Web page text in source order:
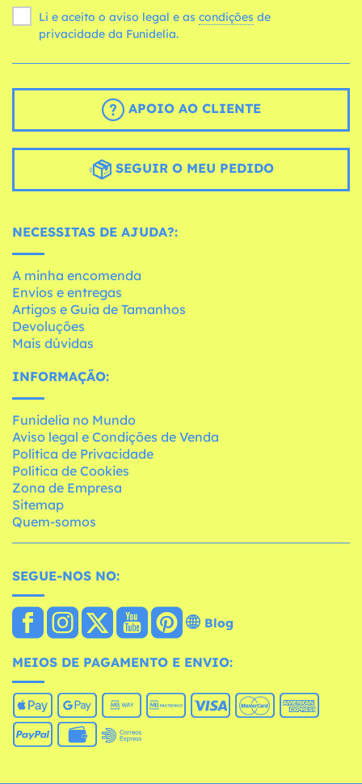
Li e aceito o aviso legal e as condições
privacidade da Funidelia.
APOIO AO CLIENTE
SEGUIR O MEU PEDIDO
NECESSITAS DE AJUDA?:
A minha encomenda
Envios e entregas
Artigos e Guia de Tamanhos
Devoluções
Mais dúvidas
INFORMAÇÃO:
Funidelia no Mundo
Aviso legal e Condições de Venda
Política de Privacidade
Política de Cookies
Zona de Empresa
Sitemap
Quem-somos
SEGUE-NOS NO:
Blog
MEIOS DE PAGAMENTO E ENVIO: